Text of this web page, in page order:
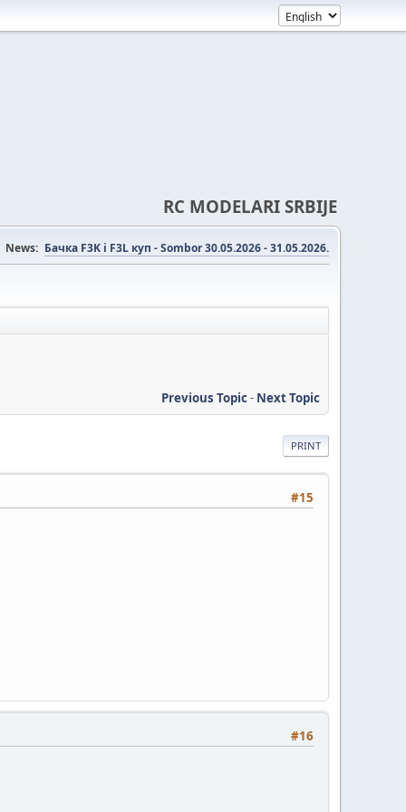
RC MODELARI SRBIJE
News: Бачка F3K i F3L куп - Sombor 30.05.2026 - 31.05.2026.
Previous Topic- Next Topic
PRINT
#15
#16